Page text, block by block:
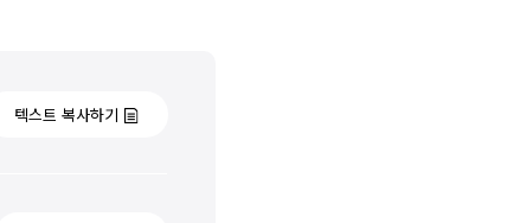
텍스트 복사하기